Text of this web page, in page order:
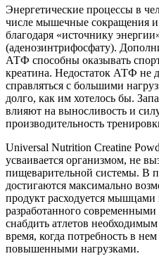
Энергетические процессы в
числе мышечные сокращения
благодаря «источнику
(аденозинтрифосфату).
АТФ способны оказывать
креатина. Недостаток АТФ не
справляться с большими
долго, как им хотелось бы.
влияют на выносливость и
производительность
Universal Nutrition Creatine
усваивается организмом, не
пищеварительной системы. В
достигаются максимально
продукт расходуется
разработанного
снабдить атлетов
время, когда потребность в нем
повышенными нагрузками.